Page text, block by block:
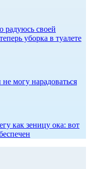
радуюсь своей
уборка в туалете
могу нарадоваться
как зеницу ока: вот